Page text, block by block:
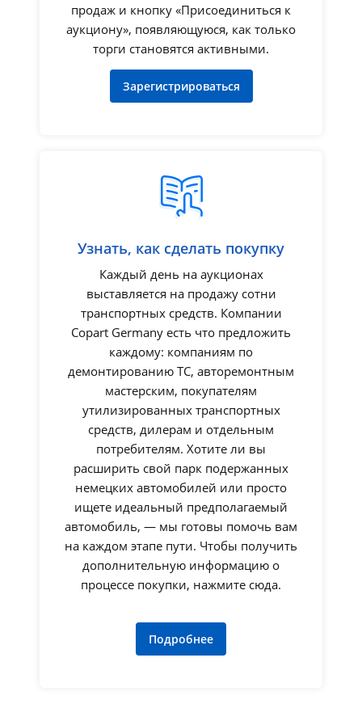
продаж и кнопку «Присоединиться к
аукциону», появляющуюся, как только
торги становятся активными.
Зарегистрироваться
Узнать, как сделать покупку
Каждый день на аукционах
выставляется на продажу сотни
транспортных средств. Компании
Copart Germany есть что предложить
каждому: компаниям по
демонтированию ТС, авторемонтным
мастерским, покупателям
утилизированных транспортных
средств, дилерам и отдельным
потребителям. Хотите ли вы
расширить свой парк подержанных
немецких автомобилей или просто
ищете идеальный предполагаемый
автомобиль, — мы готовы помочь вам
на каждом этапе пути. Чтобы получить
дополнительную информацию о
процессе покупки, нажмите сюда.
Подробнее